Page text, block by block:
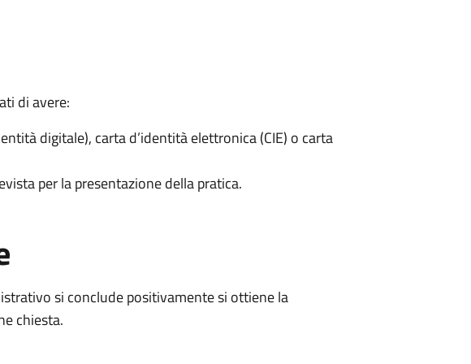
di avere:
digitale), carta d’identità elettronica (CIE) o carta
per la presentazione della pratica.
si conclude positivamente si ottiene la
chiesta.